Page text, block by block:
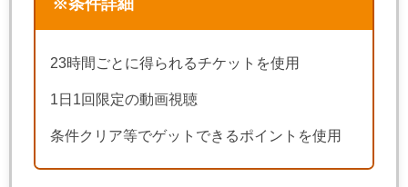
※条件詳細
23時間ごとに得られるチケットを使用
1日1回限定の動画視聴
条件クリア等でゲットできるポイントを使用